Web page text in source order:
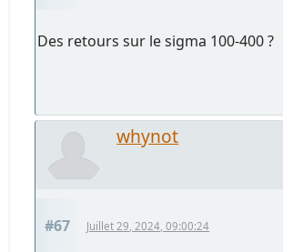
Des retours sur le sigma 100-400 ?
whynot
#67 Juillet 29, 2024, 09:00:24